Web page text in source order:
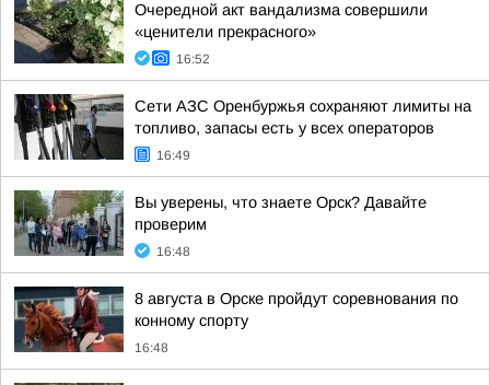
Очередной акт вандализма совершили
«ценители прекрасного»
16:52
Сети АЗС Оренбуржья сохраняют лимиты на
топливо, запасы есть у всех операторов
16:49
Вы уверены, что знаете Орск? Давайте
проверим
16:48
8 августа в Орске пройдут соревнования по
конному спорту
16:48